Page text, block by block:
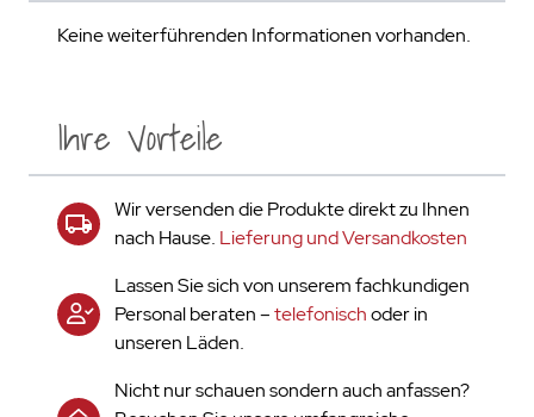
Ihre Vorteile
Wir versenden die Produkte direkt zu Ihnen
nach Hause. Lieferung und Versandkosten
Lassen Sie sich von unserem fachkundigen
Personal beraten –telefonischoder in
unseren Läden.
Nicht nur schauen sondern auch anfassen?
Keine weiterführenden Informationen vorhanden.